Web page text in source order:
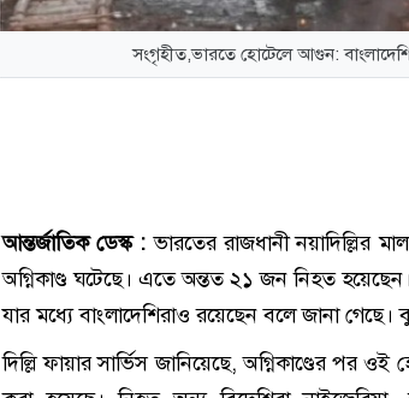
সংগৃহীত,ভারতে হোটেলে আগুন:
আন্তর্জাতিক ডেস্ক : ভারতের রাজধানী নয়াদিল্লির
অগ্নিকাণ্ড ঘটেছে। এতে অন্তত ২১ জন নিহত
যার মধ্যে বাংলাদেশিরাও রয়েছেন বলে জানা
দিল্লি ফায়ার সার্ভিস জানিয়েছে, অগ্নিকাণ্ডের পর